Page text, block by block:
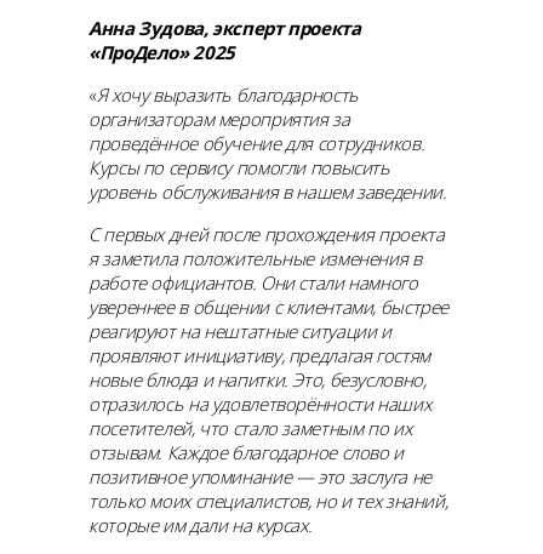
Анна Зудова, эксперт проекта
«ПроДело» 2025
«Я хочу выразить благодарность
организаторам мероприятия за
проведённое обучение для сотрудников.
Курсы по сервису помогли повысить
уровень обслуживания в нашем заведении.
С первых дней после прохождения проекта
я заметила положительные изменения в
работе официантов. Они стали намного
увереннее в общении с клиентами, быстрее
реагируют на нештатные ситуации и
проявляют инициативу, предлагая гостям
новые блюда и напитки. Это, безусловно,
отразилось на удовлетворённости наших
посетителей, что стало заметным по их
отзывам. Каждое благодарное слово и
позитивное упоминание — это заслуга не
только моих специалистов, но и тех знаний,
которые им дали на курсах.